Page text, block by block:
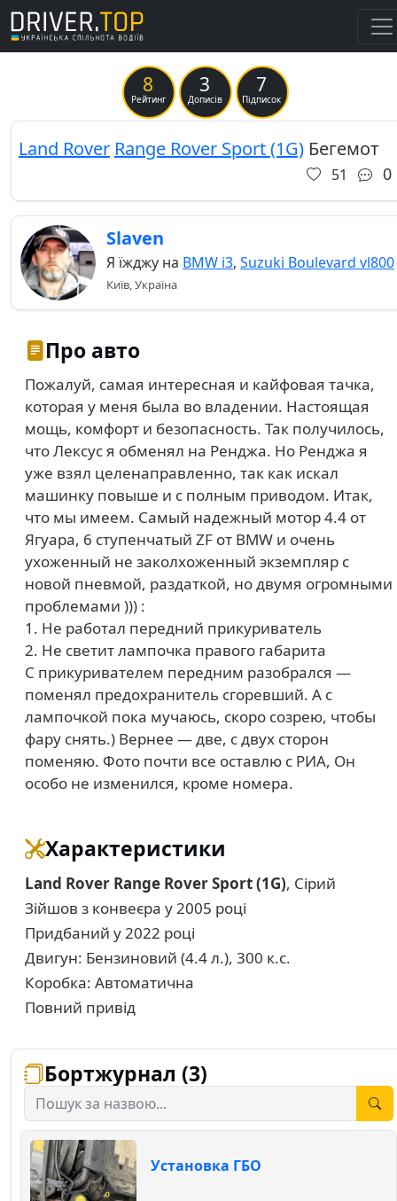
8
Рейтинг
3
Дописів
7
Підписок
Land Rover Range Rover Sport (1G) Бегемот
51 0
Slaven
Я їжджу на BMW i3, Suzuki Boulevard vl800
Київ, Україна
Про авто
Пожалуй, самая интересная и кайфовая тачка,
которая у меня была во владении. Настоящая
мощь, комфорт и безопасность. Так получилось,
что Лексус я обменял на Ренджа. Но Ренджа я
уже взял целенаправленно, так как искал
машинку повыше и с полным приводом. Итак,
что мы имеем. Самый надежный мотор 4.4 от
Ягуара, 6 ступенчатый ZF от BMW и очень
ухоженный не заколхоженный экземпляр с
новой пневмой, раздаткой, но двумя огромными
проблемами ))) :
1. Не работал передний прикуриватель
2. Не светит лампочка правого габарита
С прикуривателем передним разобрался —
поменял предохранитель сгоревший. А с
лампочкой пока мучаюсь, скоро созрею, чтобы
фару снять.) Вернее — две, с двух сторон
поменяю. Фото почти все оставлю с РИА, Он
особо не изменился, кроме номера.
Характеристики
Land Rover Range Rover Sport (1G), Сірий
Зійшов з конвеєра у 2005 році
Придбаний у 2022 році
Двигун: Бензиновий (4.4 л.), 300 к.с.
Коробка: Автоматична
Повний привід
Бортжурнал (3)
Установка ГБО